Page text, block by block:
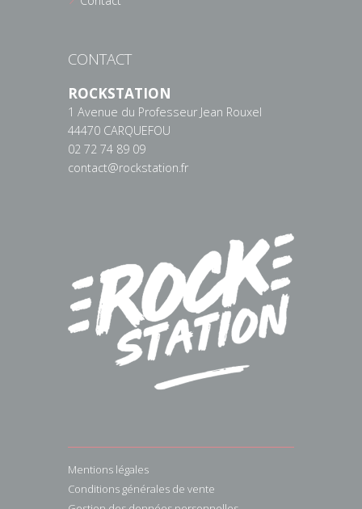
CONTACT
ROCKSTATION
1 Avenue du Professeur Jean Rouxel
44470 CARQUEFOU
02 72 74 89 09
contact@rockstation.fr
Mentions légales
Conditions générales de vente